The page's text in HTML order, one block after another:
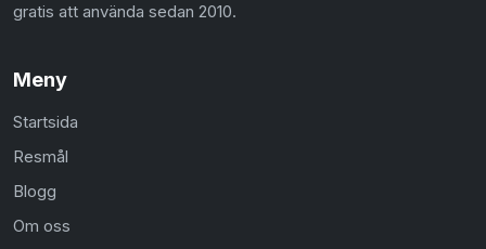
gratis att använda sedan 2010.
Meny
Startsida
Resmål
Blogg
Om oss